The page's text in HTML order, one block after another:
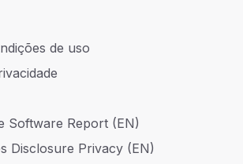
de uso
Software Report (EN)
Disclosure Privacy (EN)